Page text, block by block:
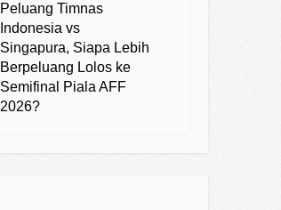
Peluang Timnas
Indonesia vs
Singapura, Siapa Lebih
Berpeluang Lolos ke
Semifinal Piala AFF
2026?